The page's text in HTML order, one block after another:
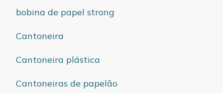
bobina de papel strong
Cantoneira
Cantoneira plástica
Cantoneiras de papelão